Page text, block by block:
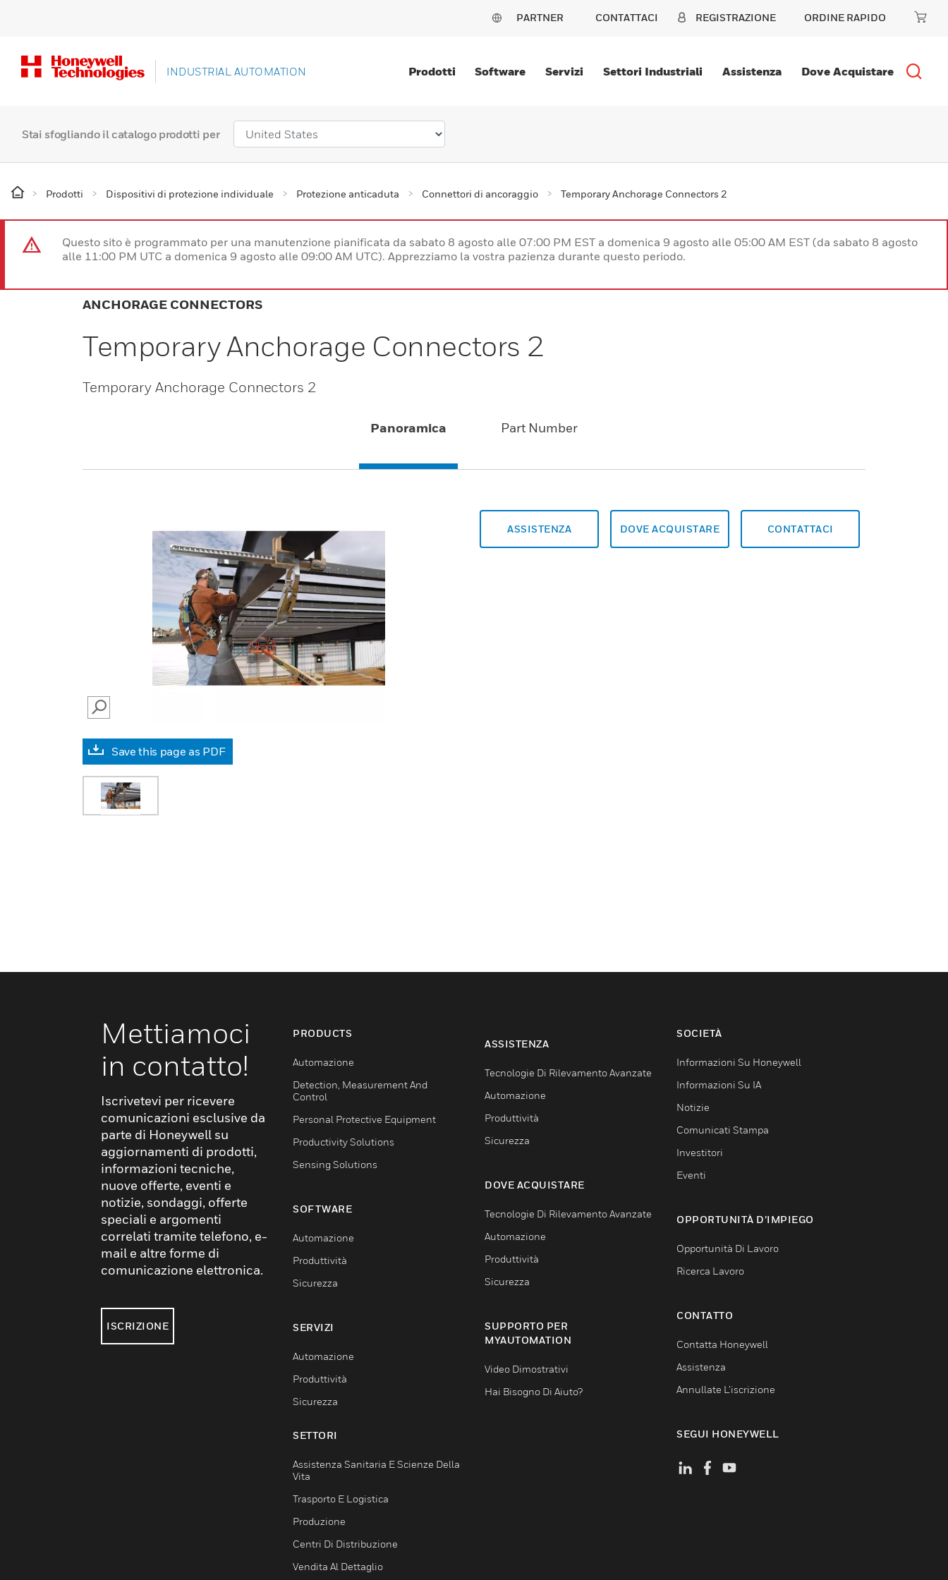
PARTNER CONTATTACI REGISTRAZIONE ORDINE RAPIDO
INDUSTRIAL AUTOMATION Prodotti Software Servizi Settori Industriali Assistenza Dove Acquistare
Stai sfogliando il catalogo prodotti per
Prodotti Dispositivi di protezione individuale Protezione anticaduta Connettori di ancoraggio Temporary Anchorage Connectors 2
Questo sito è programmato per una manutenzione pianificata da sabato 8 agosto alle 07:00 PM EST a domenica 9 agosto alle 05:00 AM EST (da sabato 8 agosto
alle 11:00 PM UTC a domenica 9 agosto alle 09:00 AM UTC). Apprezziamo la vostra pazienza durante questo periodo.
ANCHORAGE CONNECTORS
Temporary Anchorage Connectors 2
Temporary Anchorage Connectors 2
Panoramica Part Number
SEARCH
Save this page as PDF
ASSISTENZA DOVE ACQUISTARE CONTATTACI
Mettiamoci
in contatto!
Iscrivetevi per ricevere
comunicazioni esclusive da
parte di Honeywell su
aggiornamenti di prodotti,
informazioni tecniche,
nuove offerte, eventi e
notizie, sondaggi, offerte
speciali e argomenti
correlati tramite telefono, e-
mail e altre forme di
comunicazione elettronica.
ISCRIZIONE
PRODUCTS
Automazione
Detection, Measurement And
Control
Personal Protective Equipment
Productivity Solutions
Sensing Solutions
SOFTWARE
Automazione
Produttività
Sicurezza
SERVIZI
Automazione
Produttività
Sicurezza
SETTORI
Assistenza Sanitaria E Scienze Della
Vita
Trasporto E Logistica
Produzione
Centri Di Distribuzione
Vendita Al Dettaglio
ASSISTENZA
Tecnologie Di Rilevamento Avanzate
Automazione
Produttività
Sicurezza
DOVE ACQUISTARE
Tecnologie Di Rilevamento Avanzate
Automazione
Produttività
Sicurezza
SUPPORTO PER
MYAUTOMATION
Video Dimostrativi
Hai Bisogno Di Aiuto?
SOCIETÀ
Informazioni Su Honeywell
Informazioni Su IA
Notizie
Comunicati Stampa
Investitori
Eventi
OPPORTUNITÀ D’IMPIEGO
Opportunità Di Lavoro
Ricerca Lavoro
CONTATTO
Contatta Honeywell
Assistenza
Annullate L’iscrizione
SEGUI HONEYWELL